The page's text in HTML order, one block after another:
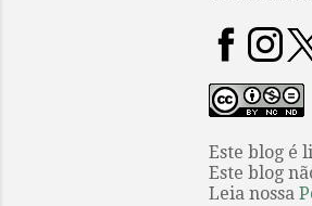
Este blog é
Este blog
Leia nossa